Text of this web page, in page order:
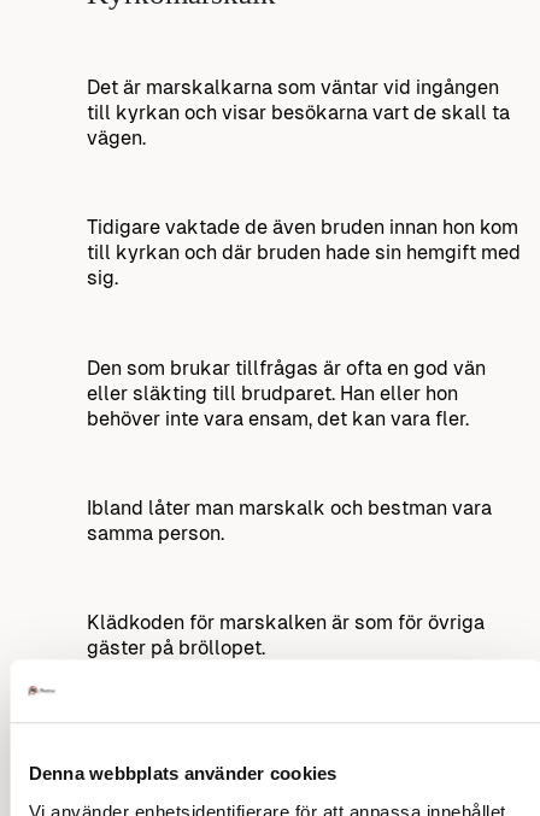
Denna webbplats använder cookies
Vi använder enhetsidentifierare för att anpassa innehållet
Det är marskalkarna som väntar vid ingången
till kyrkan och visar besökarna vart de skall ta
vägen.
Tidigare vaktade de även bruden innan hon kom
till kyrkan och där bruden hade sin hemgift med
sig.
Den som brukar tillfrågas är ofta en god vän
eller släkting till brudparet. Han eller hon
behöver inte vara ensam, det kan vara fler.
Ibland låter man marskalk och bestman vara
samma person.
Klädkoden för marskalken är som för övriga
gäster på bröllopet.
ned vid bordet tillsammans med brudtärnorna.